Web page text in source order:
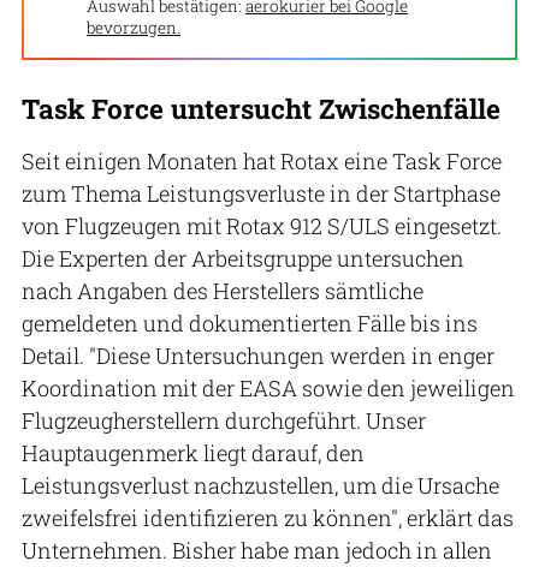
Auswahl bestätigen: aerokurier bei Google
bevorzugen.
Task Force untersucht Zwischenfälle
Seit einigen Monaten hat Rotax eine Task Force
zum Thema Leistungsverluste in der Startphase
von Flugzeugen mit Rotax 912 S/ULS eingesetzt.
Die Experten der Arbeitsgruppe untersuchen
nach Angaben des Herstellers sämtliche
gemeldeten und dokumentierten Fälle bis ins
Detail. "Diese Untersuchungen werden in enger
Koordination mit der EASA sowie den jeweiligen
Flugzeugherstellern durchgeführt. Unser
Hauptaugenmerk liegt darauf, den
Leistungsverlust nachzustellen, um die Ursache
zweifelsfrei identifizieren zu können", erklärt das
Unternehmen. Bisher habe man jedoch in allen